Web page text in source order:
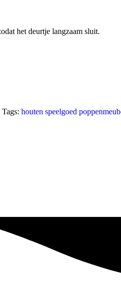
het deurtje langzaam sluit.
Tags: houten speelgoed